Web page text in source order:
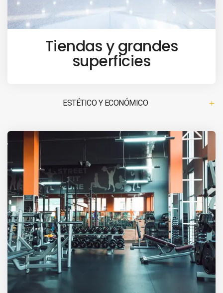
Tiendas y grandes
superficies
ESTÉTICO Y ECONÓMICO